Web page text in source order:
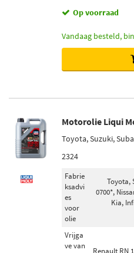
Op voorraad
Vandaag besteld,
Motorolie Liqui
Toyota, Suzuki,
2324
Fabrie
ksadvi
es
voor
olie
Toyota,
0700*,
Kia,
Vrijga
ve van
Renault RN